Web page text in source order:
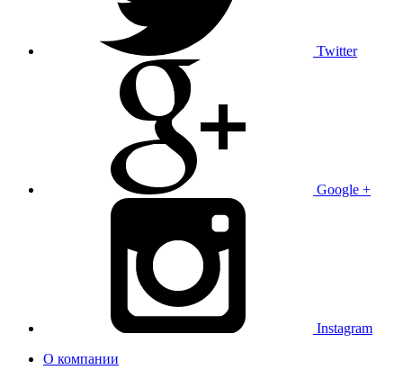
Twitter
Google +
Instagram
О компании